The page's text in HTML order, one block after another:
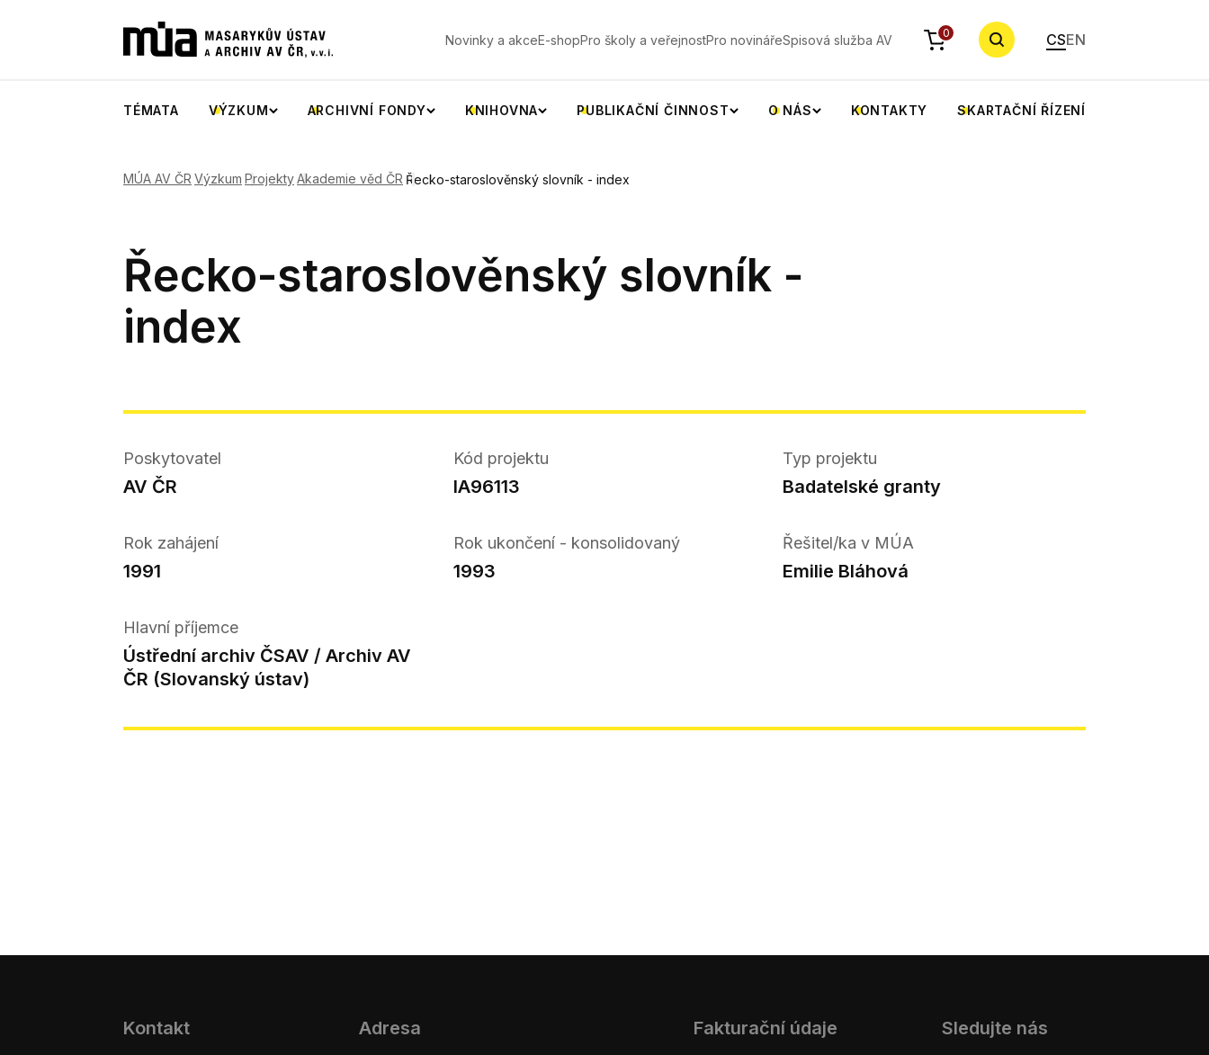
Novinky a akceE-shopPro školy a veřejnostPro novinářeSpisová služba AV 0 CSEN
TÉMATA VÝZKUM ARCHIVNÍ FONDY KNIHOVNA PUBLIKAČNÍ ČINNOST O NÁS KONTAKTY SKARTAČNÍ ŘÍZENÍ
MÚA AV ČR Výzkum ProjektyAkademie věd ČR Řecko-staroslověnský slovník - index
Řecko-staroslověnský slovník -
index
Poskytovatel
AV ČR
Kód projektu
IA96113
Typ projektu
Badatelské granty
Rok zahájení
1991
Rok ukončení - konsolidovaný
1993
Řešitel/ka v MÚA
Emilie Bláhová
Hlavní příjemce
Ústřední archiv ČSAV / Archiv AV
ČR (Slovanský ústav)
Kontakt Adresa Fakturační údaje Sledujte nás